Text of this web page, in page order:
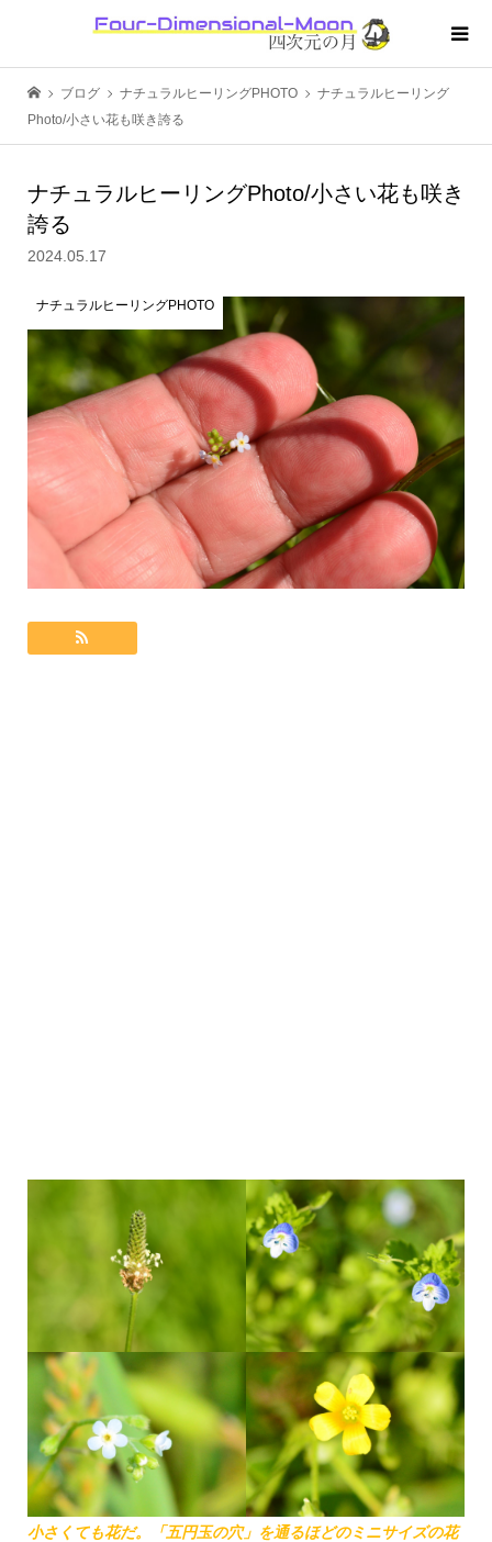
ブログ ナチュラルヒーリングPHOTO
ナチュラルヒーリング
Photo/小さい花も咲き誇る
ナチュラルヒーリングPhoto/小さい花も咲き
誇る
2024.05.17
ナチュラルヒーリングPHOTO
小さくても花だ。「五円玉の穴」を通るほどのミニサイズの花